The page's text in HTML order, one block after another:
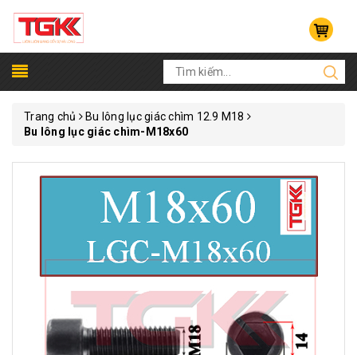
Trang chủ
Bu lông lục giác chìm 12.9 M18
Bu lông lục giác chìm-M18x60